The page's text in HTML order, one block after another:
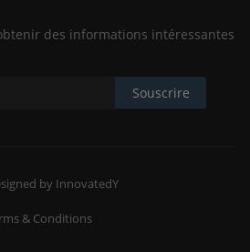
des informations intéressantes
Souscrire
by InnovatedY
& Conditions